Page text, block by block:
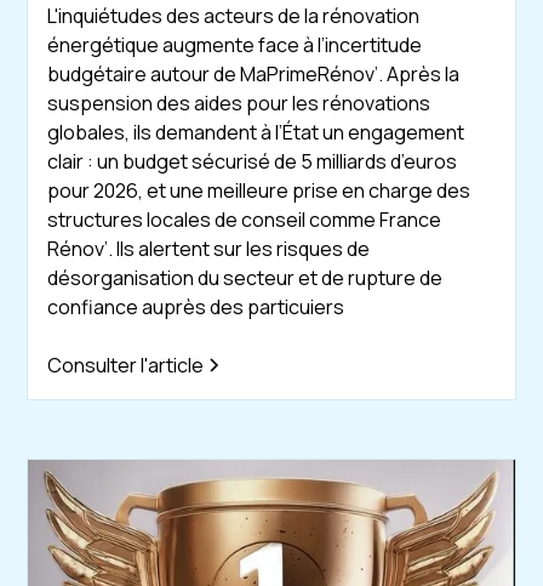
L'inquiétudes des acteurs de la rénovation
énergétique augmente face à l’incertitude
budgétaire autour de MaPrimeRénov’. Après la
suspension des aides pour les rénovations
globales, ils demandent à l’État un engagement
clair : un budget sécurisé de 5 milliards d’euros
pour 2026, et une meilleure prise en charge des
structures locales de conseil comme France
Rénov’. Ils alertent sur les risques de
désorganisation du secteur et de rupture de
confiance auprès des particuiers
Consulter l'article